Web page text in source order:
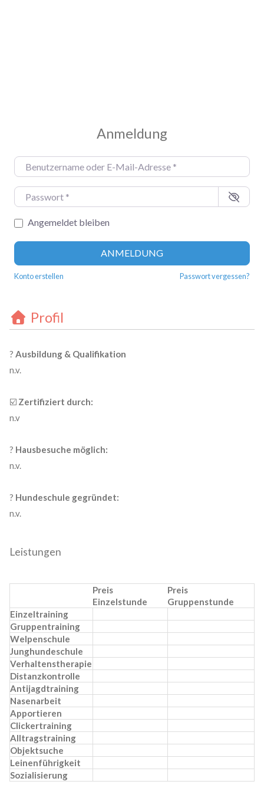
Anmeldung
Benutzername oder E-Mail-Adresse
Passwort
Angemeldet bleiben
ANMELDUNG
Konto erstellen Passwort vergessen?
Profil
?Ausbildung & Qualifikation
n.v.
☑️ Zertifiziert durch:
n.v
? Hausbesuche möglich:
n.v.
? Hundeschule gegründet:
n.v.
Leistungen
Preis
Einzelstunde
Preis
Gruppenstunde
Einzeltraining
Gruppentraining
Welpenschule
Junghundeschule
Verhaltenstherapie
Distanzkontrolle
Antijagdtraining
Nasenarbeit
Apportieren
Clickertraining
Alltragstraining
Objektsuche
Leinenführigkeit
Sozialisierung